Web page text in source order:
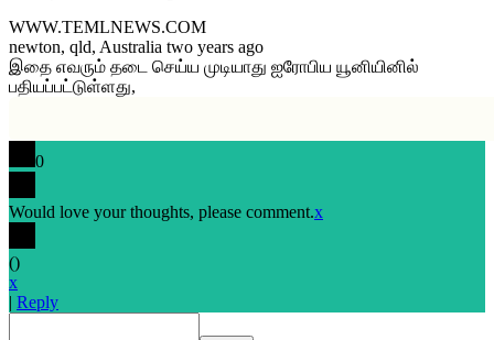
WWW.TEMLNEWS.COM
newton, qld, Australia two years ago
இதை எவரும் தடை செய்ய முடியாது ஐரோபிய யூனியினில்
பதியப்பட்டுள்ளது,
0
Would love your thoughts, please comment.x
()
x
| Reply